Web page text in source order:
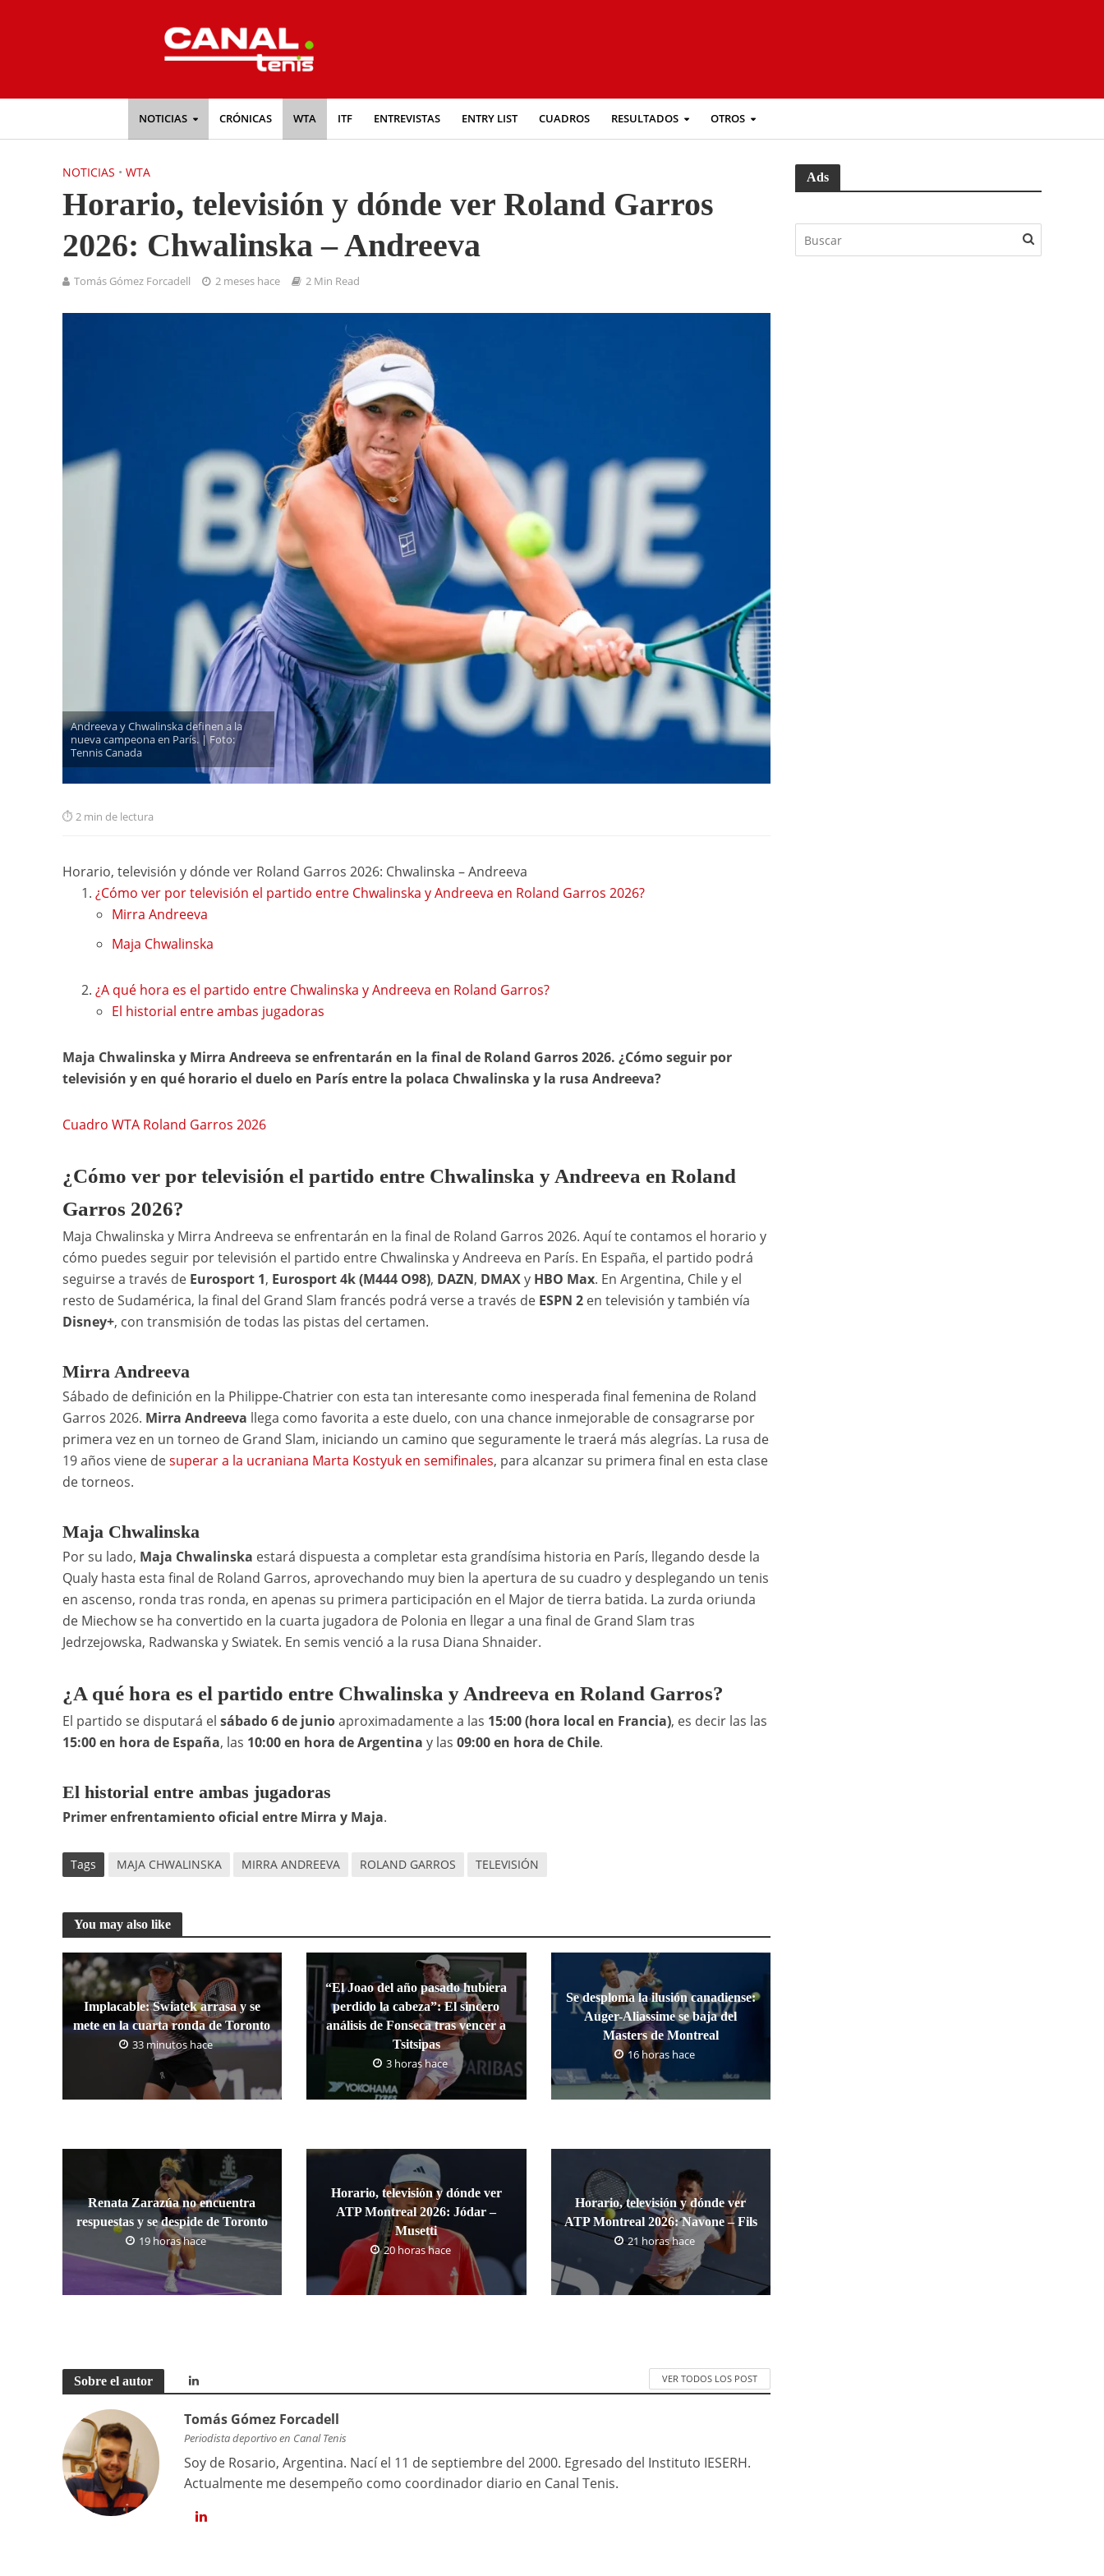
NOTICIAS CRÓNICAS WTA ITF ENTREVISTAS ENTRY LIST CUADROS RESULTADOS OTROS
NOTICIAS • WTA
Horario, televisión y dónde ver Roland Garros
2026: Chwalinska – Andreeva
Tomás Gómez Forcadell 2 meses hace 2 Min Read
Andreeva y Chwalinska definen a la
nueva campeona en París. | Foto:
Tennis Canada
2 min de lectura
Horario, televisión y dónde ver Roland Garros 2026: Chwalinska – Andreeva
¿Cómo ver por televisión el partido entre Chwalinska y Andreeva en Roland Garros 2026?
Mirra Andreeva
Maja Chwalinska
¿A qué hora es el partido entre Chwalinska y Andreeva en Roland Garros?
El historial entre ambas jugadoras
Maja Chwalinska y Mirra Andreeva se enfrentarán en la final de Roland Garros 2026. ¿Cómo seguir por
televisión y en qué horario el duelo en París entre la polaca Chwalinska y la rusa Andreeva?
Cuadro WTA Roland Garros 2026
¿Cómo ver por televisión el partido entre Chwalinska y Andreeva en Roland
Garros 2026?
Maja Chwalinska y Mirra Andreeva se enfrentarán en la final de Roland Garros 2026. Aquí te contamos el horario y
cómo puedes seguir por televisión el partido entre Chwalinska y Andreeva en París. En España, el partido podrá
seguirse a través de Eurosport 1, Eurosport 4k (M444 O98), DAZN, DMAXy HBO Max. En Argentina, Chile y el
resto de Sudamérica, la final del Grand Slam francés podrá verse a través de ESPN 2en televisión y también vía
Disney+, con transmisión de todas las pistas del certamen.
Mirra Andreeva
Sábado de definición en la Philippe-Chatrier con esta tan interesante como inesperada final femenina de Roland
Garros 2026. Mirra Andreeva llega como favorita a este duelo, con una chance inmejorable de consagrarse por
primera vez en un torneo de Grand Slam, iniciando un camino que seguramente le traerá más alegrías. La rusa de
19 años viene desuperar a la ucraniana Marta Kostyuk en semifinales, para alcanzar su primera final en esta clase
de torneos.
Maja Chwalinska
Por su lado, Maja Chwalinska estará dispuesta a completar esta grandísima historia en París, llegando desde la
Qualy hasta esta final de Roland Garros, aprovechando muy bien la apertura de su cuadro y desplegando un tenis
en ascenso, ronda tras ronda, en apenas su primera participación en el Major de tierra batida. La zurda oriunda
de Miechow se ha convertido en la cuarta jugadora de Polonia en llegar a una final de Grand Slam tras
Jedrzejowska, Radwanska y Swiatek. En semis venció a la rusa Diana Shnaider.
¿A qué hora es el partido entre Chwalinska y Andreeva en Roland Garros?
El partido se disputará el sábado 6 de junioaproximadamente a las 15:00 (hora local en Francia), es decir las las
15:00 en hora de España, las 10:00 en hora de Argentina y las 09:00 en hora de Chile.
El historial entre ambas jugadoras
Primer enfrentamiento oficial entre Mirra y Maja.
Tags MAJA CHWALINSKA MIRRA ANDREEVA ROLAND GARROS TELEVISIÓN
You may also like
Implacable: Swiatek arrasa y se
mete en la cuarta ronda de Toronto
33 minutos hace
“El Joao del año pasado hubiera
perdido la cabeza”: El sincero
análisis de Fonseca tras vencer a
Tsitsipas
3 horas hace
Se desploma la ilusión canadiense:
Auger-Aliassime se baja del
Masters de Montreal
16 horas hace
Renata Zarazúa no encuentra
respuestas y se despide de Toronto
19 horas hace
Horario, televisión y dónde ver
ATP Montreal 2026: Jódar –
Musetti
20 horas hace
Horario, televisión y dónde ver
ATP Montreal 2026: Navone – Fils
21 horas hace
Sobre el autor VER TODOS LOS POST
Tomás Gómez Forcadell
Periodista deportivo en Canal Tenis
Soy de Rosario, Argentina. Nací el 11 de septiembre del 2000. Egresado del Instituto IESERH.
Actualmente me desempeño como coordinador diario en Canal Tenis.
Ads